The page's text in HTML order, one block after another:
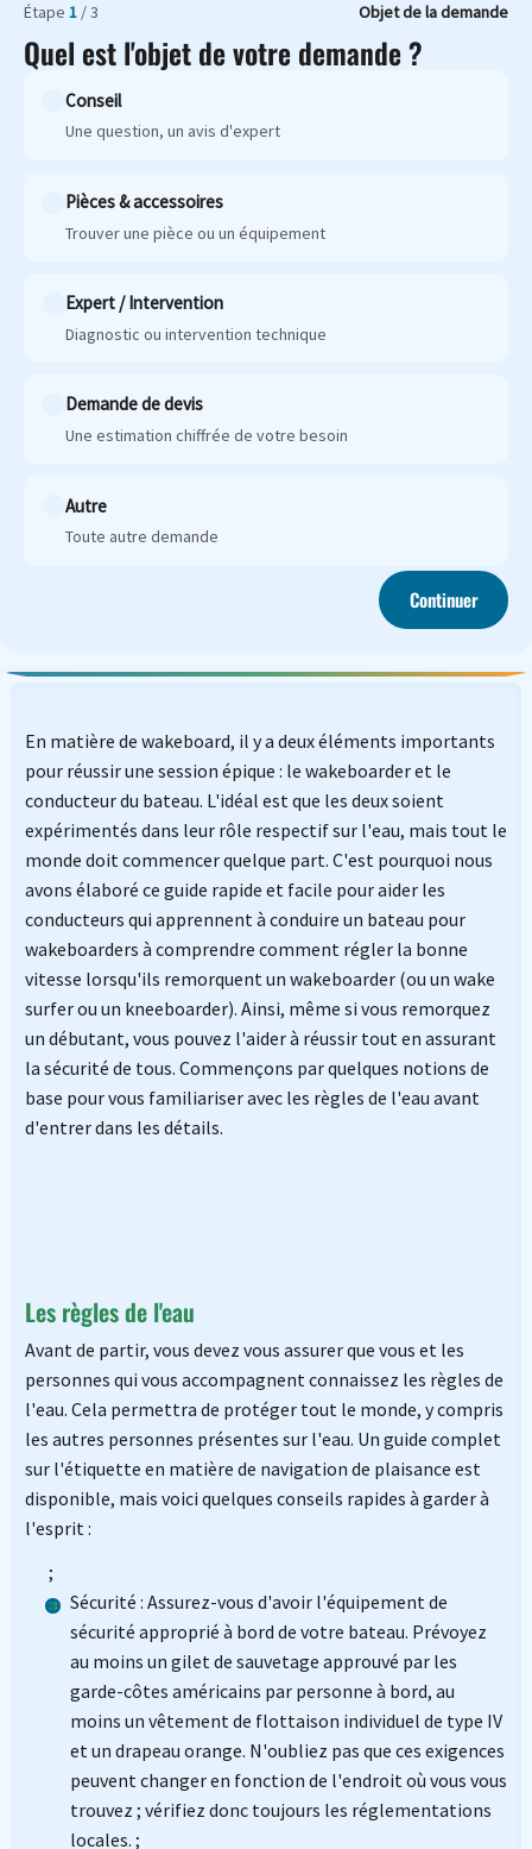
Étape 1 / 3 Objet de la demande
Quel est l'objet de votre demande ?
Conseil
Une question, un avis d'expert
Pièces & accessoires
Trouver une pièce ou un équipement
Expert / Intervention
Diagnostic ou intervention technique
Demande de devis
Une estimation chiffrée de votre besoin
Autre
Toute autre demande
Continuer
En matière de wakeboard, il y a deux éléments importants
pour réussir une session épique : le wakeboarder et le
conducteur du bateau. L'idéal est que les deux soient
expérimentés dans leur rôle respectif sur l'eau, mais tout le
monde doit commencer quelque part. C'est pourquoi nous
avons élaboré ce guide rapide et facile pour aider les
conducteurs qui apprennent à conduire un bateau pour
wakeboarders à comprendre comment régler la bonne
vitesse lorsqu'ils remorquent un wakeboarder (ou un wake
surfer ou un kneeboarder). Ainsi, même si vous remorquez
un débutant, vous pouvez l'aider à réussir tout en assurant
la sécurité de tous. Commençons par quelques notions de
base pour vous familiariser avec les règles de l'eau avant
d'entrer dans les détails.
Les règles de l'eau
Avant de partir, vous devez vous assurer que vous et les
personnes qui vous accompagnent connaissez les règles de
l'eau. Cela permettra de protéger tout le monde, y compris
les autres personnes présentes sur l'eau. Un guide complet
sur l'étiquette en matière de navigation de plaisance est
disponible, mais voici quelques conseils rapides à garder à
l'esprit :
;
Sécurité : Assurez-vous d'avoir l'équipement de
sécurité approprié à bord de votre bateau. Prévoyez
au moins un gilet de sauvetage approuvé par les
garde-côtes américains par personne à bord, au
moins un vêtement de flottaison individuel de type IV
et un drapeau orange. N'oubliez pas que ces exigences
peuvent changer en fonction de l'endroit où vous vous
trouvez ; vérifiez donc toujours les réglementations
locales. ;